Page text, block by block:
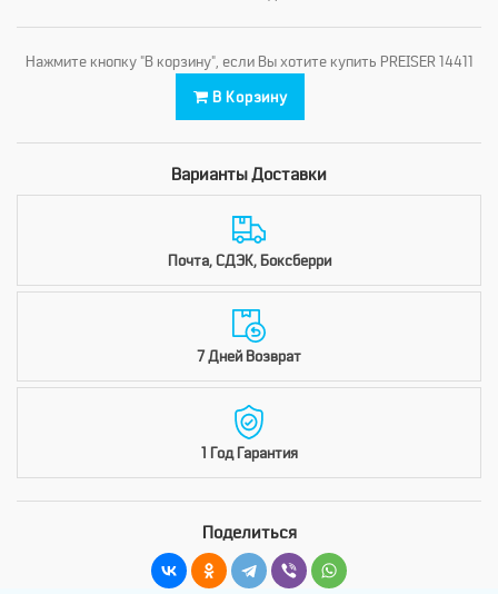
Нажмите кнопку "В корзину", если Вы хотите купить PREISER 14411
В Корзину
Варианты Доставки
Почта, СДЭК, Боксберри
7 Дней Возврат
1 Год Гарантия
Поделиться